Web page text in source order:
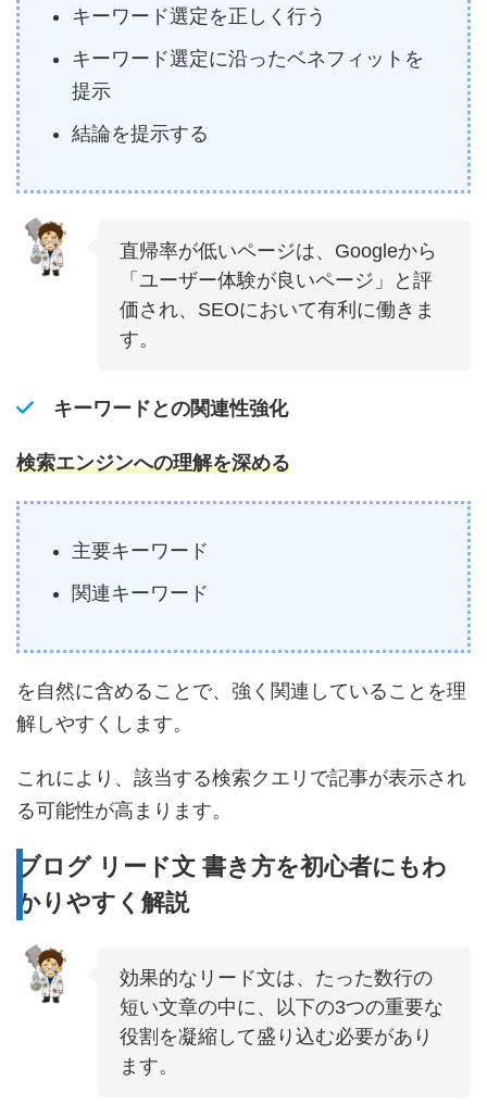
キーワード選定を正しく行う
キーワード選定に沿ったベネフィットを
提示
結論を提示する
直帰率が低いページは、Googleから
「ユーザー体験が良いページ」と評
価され、SEOにおいて有利に働きま
す。
キーワードとの関連性強化
検索エンジンへの理解を深める
主要キーワード
関連キーワード
を自然に含めることで、強く関連していることを理
解しやすくします。
これにより、該当する検索クエリで記事が表示され
る可能性が高まります。
ブログ リード文 書き方を初心者にもわ
かりやすく解説
効果的なリード文は、たった数行の
短い文章の中に、以下の3つの重要な
役割を凝縮して盛り込む必要があり
ます。